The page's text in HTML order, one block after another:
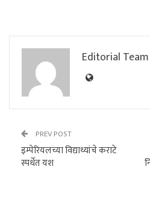
Editorial Team
PREV POST
इम्पेरियलच्या विद्याथ्यांचे कराटे
स्पर्धेत यश